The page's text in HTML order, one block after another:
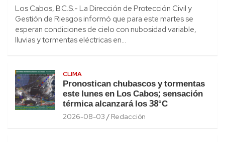
Los Cabos, B.C.S.- La Dirección de Protección Civil y
Gestión de Riesgos informó que para este martes se
esperan condiciones de cielo con nubosidad variable,
lluvias y tormentas eléctricas en…
CLIMA
Pronostican chubascos y tormentas
este lunes en Los Cabos; sensación
térmica alcanzará los 38°C
2026-08-03 Redacción